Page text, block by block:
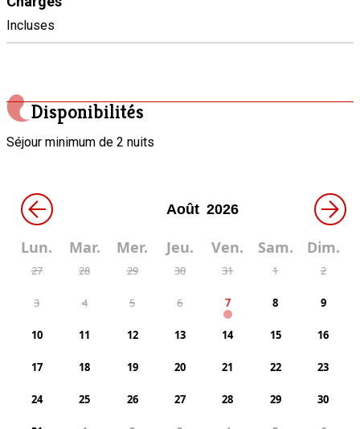
Incluses
Disponibilités
Séjour minimum de 2 nuits
← →
Lun. Mar. Mer. Jeu. Ven. Sam. Dim.
27 28 29 30 31 1 2
3 4 5 6 7 8 9
10 11 12 13 14 15 16
17 18 19 20 21 22 23
24 25 26 27 28 29 30